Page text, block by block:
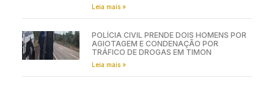
Leia mais »
POLÍCIA CIVIL PRENDE DOIS HOMENS POR
AGIOTAGEM E CONDENAÇÃO POR
TRÁFICO DE DROGAS EM TIMON
Leia mais »